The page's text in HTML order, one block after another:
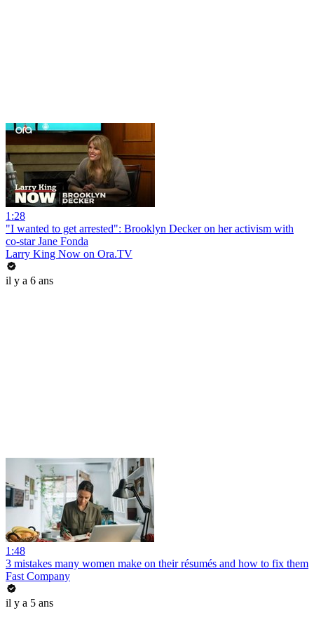
1:28
"I wanted to get arrested": Brooklyn Decker on her activism with
co-star Jane Fonda
Larry King Now on Ora.TV
il y a 6 ans
1:48
3 mistakes many women make on their résumés and how to fix them
Fast Company
il y a 5 ans